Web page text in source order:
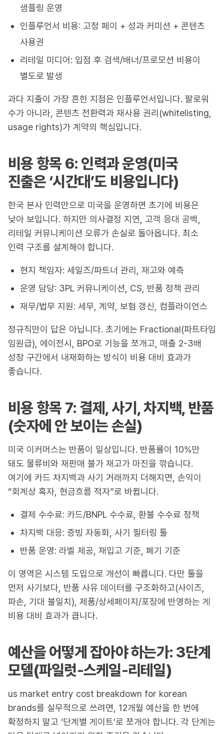
샘플링 운영
인플루언서 비용: 고정 페이 + 성과 커미션 + 콘텐츠
사용권
리테일 미디어: 입점 후 검색/배너/프로모션 비용이
별도로 발생
과다 지출이 가장 흔한 지점은 인플루언서입니다. 팔로워
수가 아니라, 콘텐츠 전환력과 재사용 권리(whitelisting,
usage rights)가 계약의 핵심입니다.
비용 항목 6: 인력과 운영(미국
진출은 ‘시간대’도 비용입니다)
한국 본사 인력만으로 미국을 운영하면 초기에 비용은
낮아 보입니다. 하지만 의사결정 지연, 고객 응대 공백,
리테일 커뮤니케이션 오류가 손실로 돌아옵니다. 최소
인력 구조를 설계해야 합니다.
현지 책임자: 세일즈/파트너 관리, 재고와 예측
운영 담당: 3PL 커뮤니케이션, CS, 반품 정책 관리
재무/법무 지원: 세무, 계약, 보험 갱신, 컴플라이언스
정규직만이 답은 아닙니다. 초기에는 Fractional(파트타임
임원급), 에이전시, BPO로 기능을 쪼개고, 매출 2-3배
성장 구간에서 내재화하는 방식이 비용 대비 효과가
좋습니다.
비용 항목 7: 결제, 사기, 차지백, 반품
(숫자에 안 보이는 손실)
미국 이커머스는 반품이 일상입니다. 반품률이 10%만
돼도 물류비와 재판매 불가 재고가 마진을 깎습니다.
여기에 카드 차지백과 사기 거래까지 더해지면, 손익이
“회계상 흑자, 현금흐름 적자”로 바뀝니다.
결제 수수료: 카드/BNPL 수수료, 환불 수수료 정책
차지백 대응: 증빙 자동화, 사기 필터링 툴
반품 운영: 라벨 제공, 재입고 기준, 폐기 기준
이 영역은 시스템 도입으로 개선이 빠릅니다. 다만 툴을
먼저 사기보다, 반품 사유 데이터를 구조화하고(사이즈,
파손, 기대 불일치), 제품/상세페이지/포장에 반영하는 게
비용 대비 효과가 큽니다.
예산을 어떻게 잡아야 하는가: 3단계
모델(파일럿-스케일-리테일)
us market entry cost breakdown for korean
brands를 실무적으로 쓰려면, 12개월 예산을 한 번에
확정하지 말고 ‘단계별 게이트’로 쪼개야 합니다. 각 단계는